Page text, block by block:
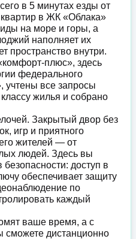
в 5 минутах езды от
в ЖК «Облака»
на море и горы, а
наполняет их
пространство внутри.
плюс», здесь
федерального
учтены все запросы
жилья и собрано
Закрытый двор без
игр и приятного
жителей — от
людей. Здесь вы
безопасности: доступ в
обеспечивает защиту
по
каждый
ваше время, а с
дистанционно